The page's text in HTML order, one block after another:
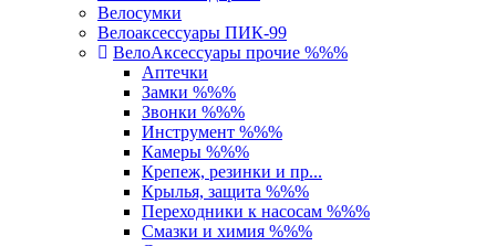
Велосумки
Велоаксессуары ПИК-99
ВелоАксессуары прочие %%%
Аптечки
Замки %%%
Звонки %%%
Инструмент %%%
Камеры %%%
Крепеж, резинки и пр...
Крылья, защита %%%
Переходники к насосам %%%
Смазки и химия %%%